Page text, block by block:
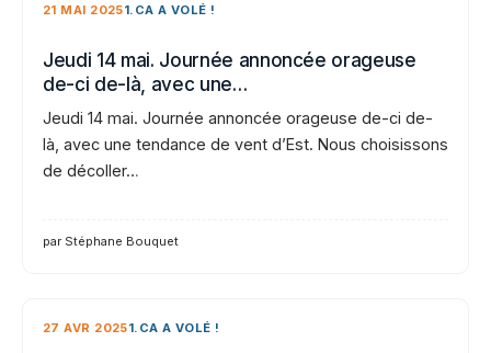
21 MAI 20251.CA A VOLÉ !
Jeudi 14 mai. Journée annoncée orageuse
de-ci de-là, avec une…
Jeudi 14 mai. Journée annoncée orageuse de-ci de-
là, avec une tendance de vent d’Est. Nous choisissons
de décoller…
par Stéphane Bouquet
27 AVR 20251.CA A VOLÉ !